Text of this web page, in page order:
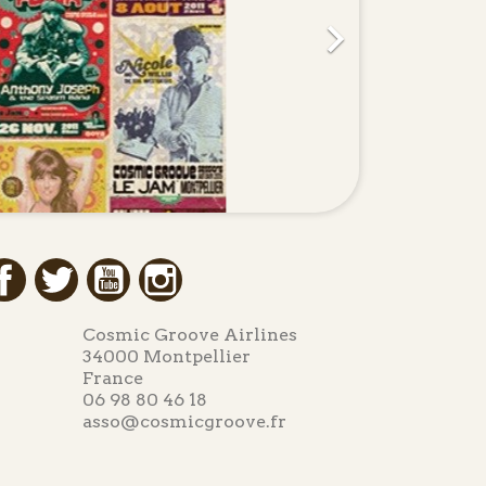

FacebookTwitterYouTube
Cosmic Groove Airlines
34000 Montpellier
France
06 98 80 46 18
asso@cosmicgroove.fr